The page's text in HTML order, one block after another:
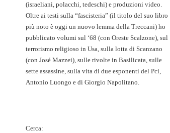
(israeliani, polacchi, tedeschi) e produzioni video.
Oltre ai testi sulla “fascisteria” (il titolo del suo libro
più noto è oggi un nuovo lemma della Treccani) ho
pubblicato volumi sul ‘68 (con Oreste Scalzone), sul
terrorismo religioso in Usa, sulla lotta di Scanzano
(con José Mazzei), sulle rivolte in Basilicata, sulle
sette assassine, sulla vita di due esponenti del Pci,
Antonio Luongo e di Giorgio Napolitano.
Cerca: